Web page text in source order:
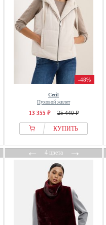
-48%
Cecil
Пуховой жилет
13 355 ₽ 25 440 ₽
КУПИТЬ
←4 цвета→